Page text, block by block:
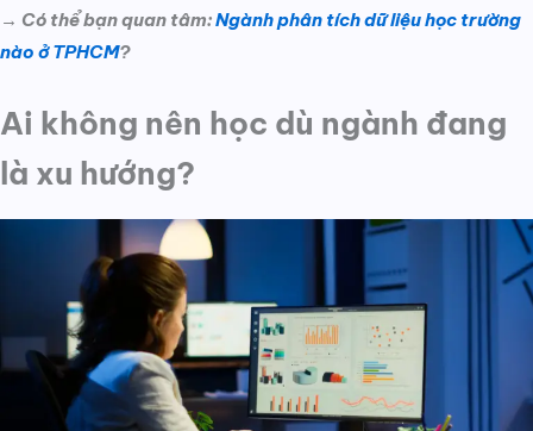
→ Có thể bạn quan tâm:Ngành phân tích dữ liệu học trường
nào ở TPHCM?
Ai không nên học dù ngành đang
là xu hướng?